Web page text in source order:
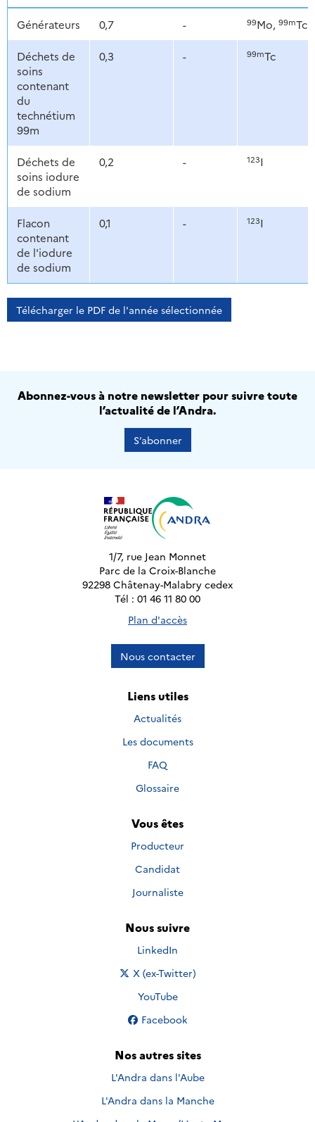
Générateurs 0,7 - 99Mo, 99mTc
Déchets de
soins
contenant
du
technétium
99m
0,3 - 99mTc
Déchets de
soins iodure
de sodium
0,2 - 123I
Flacon
contenant
de l'iodure
de sodium
0,1 - 123I
Télécharger le PDF de l'année sélectionnée
Abonnez-vous à notre newsletter pour suivre toute
l’actualité de l’Andra.
S’abonner
1/7, rue Jean Monnet
Parc de la Croix-Blanche
92298 Châtenay-Malabry cedex
Tél : 01 46 11 80 00
Plan d'accès
Nous contacter
Liens utiles
Actualités
Les documents
FAQ
Glossaire
Vous êtes
Producteur
Candidat
Journaliste
Nous suivre
Nous suivre sur
LinkedIn
Nous suivre sur
X (ex-Twitter)
Nous suivre sur
YouTube
Nous suivre sur
Facebook
Nos autres sites
L'Andra dans l'Aube
L'Andra dans la Manche